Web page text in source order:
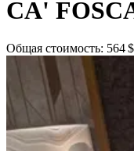
CA'
Общая стоимость: 564 $